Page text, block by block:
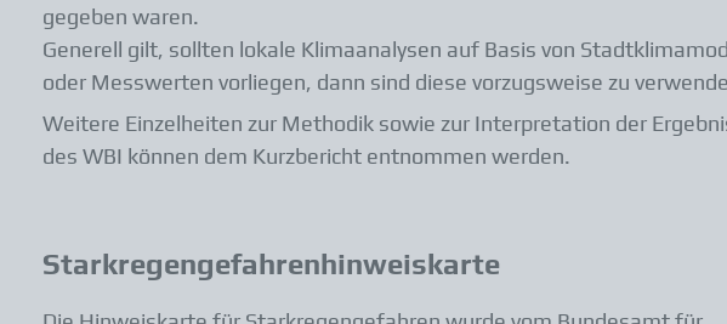
gegeben waren.
Generell gilt, sollten lokale Klimaanalysen auf Basis von
oder Messwerten vorliegen, dann sind diese vorzugsweise zu
Weitere Einzelheiten zur Methodik sowie zur Interpretation der
des WBI können dem Kurzbericht entnommen werden.
Starkregengefahrenhinweiskarte